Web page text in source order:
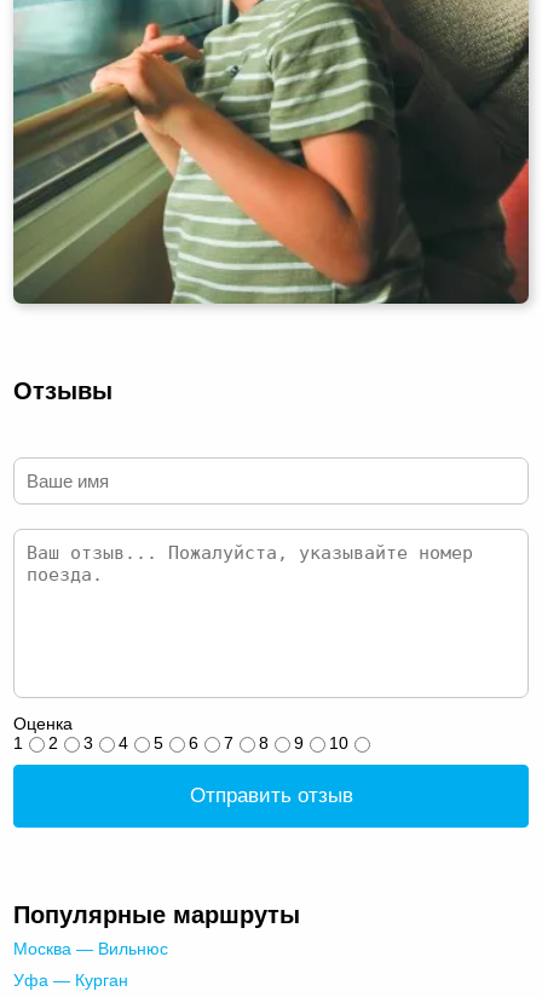
Отзывы
Оценка
1
2 3 4 5 6 7 8 9 10
Отправить отзыв
Популярные маршруты
Москва — Вильнюс
Уфа — Курган